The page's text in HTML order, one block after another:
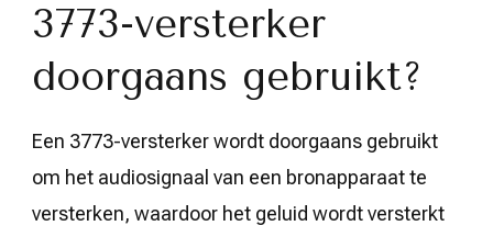
3773-versterker
doorgaans gebruikt?
Een 3773-versterker wordt doorgaans gebruikt
om het audiosignaal van een bronapparaat te
versterken, waardoor het geluid wordt versterkt